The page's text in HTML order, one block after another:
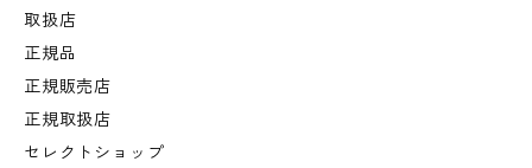
取扱店
正規品
正規販売店
正規取扱店
セレクトショップ